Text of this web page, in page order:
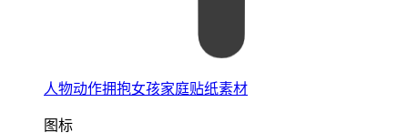
人物动作拥抱女孩家庭贴纸素材
图标